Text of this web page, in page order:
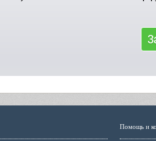
Помощь и